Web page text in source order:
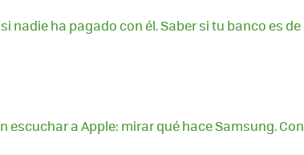
nadie ha pagado con él. Saber si tu banco es de
escuchar a Apple: mirar qué hace Samsung. Con